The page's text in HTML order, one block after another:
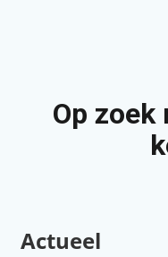
Op zoek
Actueel